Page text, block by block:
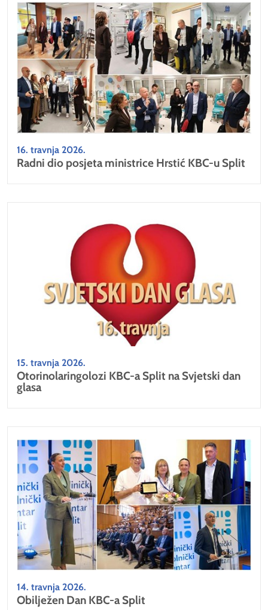
16. travnja 2026.
Radni dio posjeta ministrice Hrstić KBC-u Split
15. travnja 2026.
Otorinolaringolozi KBC-a Split na Svjetski dan
glasa
14. travnja 2026.
Obilježen Dan KBC-a Split